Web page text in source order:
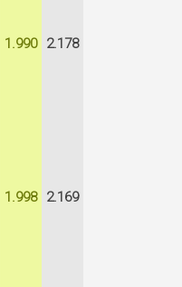
1.990 2.178
1.998 2.169